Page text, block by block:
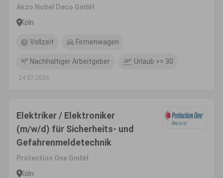
Akzo Nobel Deco GmbH
Köln
Vollzeit Firmenwagen
Nachhaltiger Arbeitgeber Urlaub >= 30
24.07.2026
Elektriker / Elektroniker
(m/w/d) für Sicherheits- und
Gefahrenmeldetechnik
Protection One GmbH
Köln